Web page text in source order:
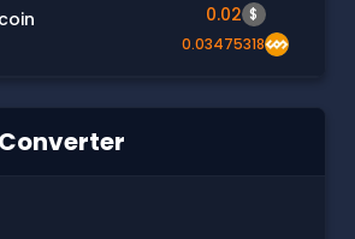
0.02 $
0.03475318